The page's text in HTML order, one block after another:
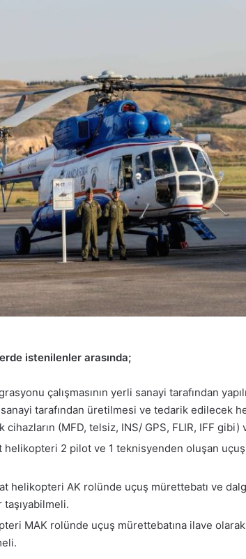
istenilenler arasında;
çalışmasının yerli sanayi tarafından
tarafından üretilmesi ve tedarik edilecek
(MFD, telsiz, INS/ GPS, FLIR, IFF gibi)
helikopteri 2 pilot ve 1 teknisyenden oluşan
helikopteri AK rolünde uçuş mürettebatı ve
MAK rolünde uçuş mürettebatına ilave